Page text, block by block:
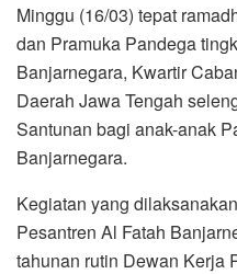
Minggu (16/03) tepat
dan Pramuka Pandega
Banjarnegara, Kwartir
Daerah Jawa Tengah
Santunan bagi anak-anak
Banjarnegara.
Kegiatan yang
Pesantren Al Fatah
tahunan rutin Dewan Kerja